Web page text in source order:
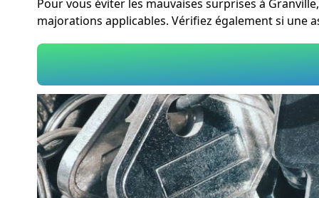
Pour vous éviter les mauvaises surprises à
majorations applicables. Vérifiez également si une